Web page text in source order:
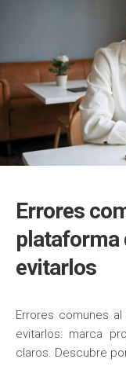
Errores
plataforma
evitarlos
Errores comunes
evitarlos: marca
claros. Descubre